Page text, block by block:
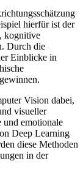
hierfür ist der
kognitive
Durch die
Einblicke in
Vision dabei,
visueller
emotionale
Deep Learning
diese Methoden
in der